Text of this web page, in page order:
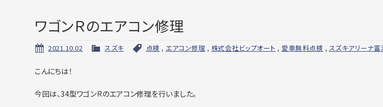
ワゴンＲのエアコン修理
2021.10.02 スズキ 点検 , エアコン修理 , 株式会社ビップオート , 愛車無料点検 , スズキアリーナ富
こんにちは！
今回は、34型ワゴンＲのエアコン修理を行いました。